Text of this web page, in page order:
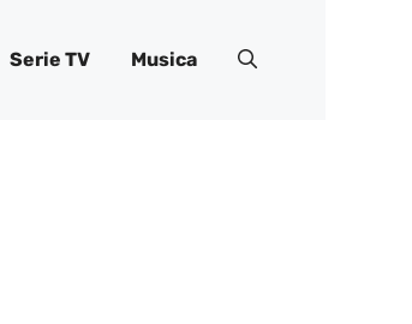
Serie TV Musica